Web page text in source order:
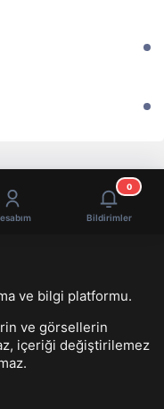
Bildirimler
0
ve bilgi platformu.
ve görsellerin
içeriği değiştirilemez